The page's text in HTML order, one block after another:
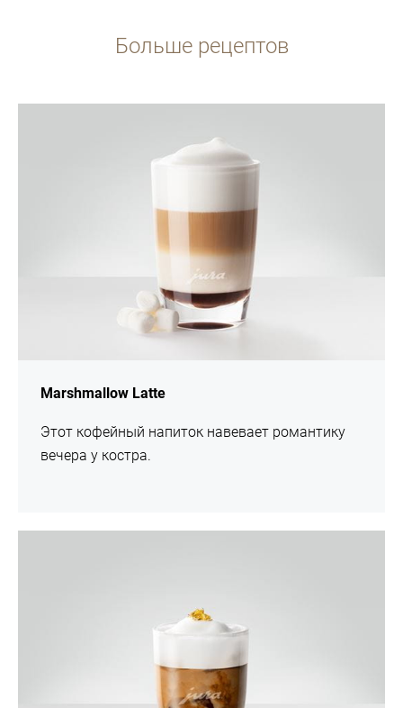
Больше рецептов
Marshmallow Latte
Этот кофейный напиток навевает романтику
вечера у костра.